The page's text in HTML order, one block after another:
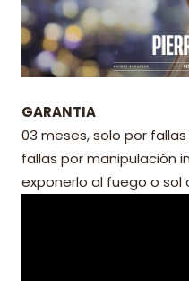
GARANTIA
03 meses, solo por
fallas por manipulación
exponerlo al fuego o sol